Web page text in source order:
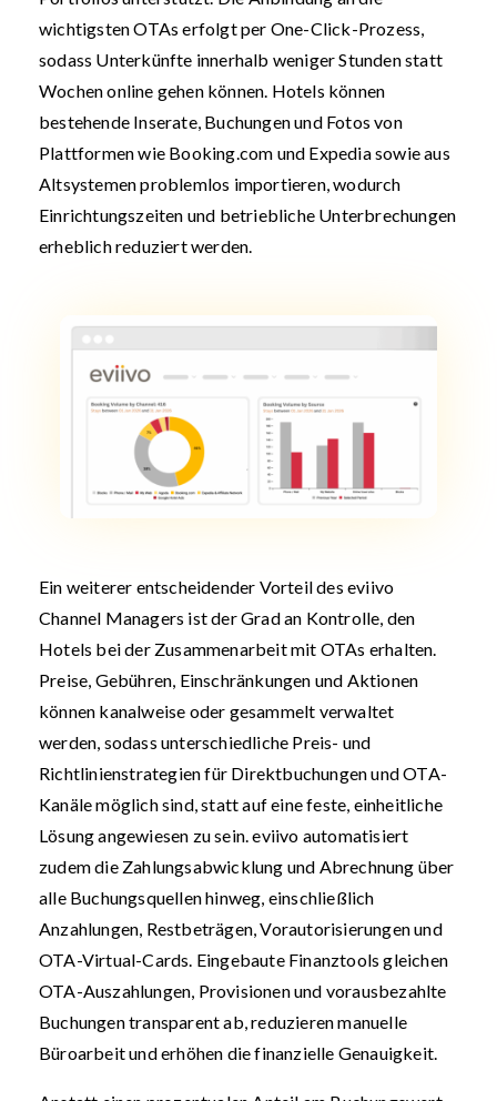
wichtigsten OTAs erfolgt per One-Click-Prozess,
sodass Unterkünfte innerhalb weniger Stunden statt
Wochen online gehen können. Hotels können
bestehende Inserate, Buchungen und Fotos von
Plattformen wie Booking.com und Expedia sowie aus
Altsystemen problemlos importieren, wodurch
Einrichtungszeiten und betriebliche Unterbrechungen
erheblich reduziert werden.
Ein weiterer entscheidender Vorteil des eviivo
Channel Managers ist der Grad an Kontrolle, den
Hotels bei der Zusammenarbeit mit OTAs erhalten.
Preise, Gebühren, Einschränkungen und Aktionen
können kanalweise oder gesammelt verwaltet
werden, sodass unterschiedliche Preis- und
Richtlinienstrategien für Direktbuchungen und OTA-
Kanäle möglich sind, statt auf eine feste, einheitliche
Lösung angewiesen zu sein. eviivo automatisiert
zudem die Zahlungsabwicklung und Abrechnung über
alle Buchungsquellen hinweg, einschließlich
Anzahlungen, Restbeträgen, Vorautorisierungen und
OTA-Virtual-Cards. Eingebaute Finanztools gleichen
OTA-Auszahlungen, Provisionen und vorausbezahlte
Buchungen transparent ab, reduzieren manuelle
Büroarbeit und erhöhen die finanzielle Genauigkeit.